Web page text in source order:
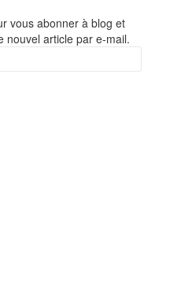
vous abonner à blog et
nouvel article par e-mail.